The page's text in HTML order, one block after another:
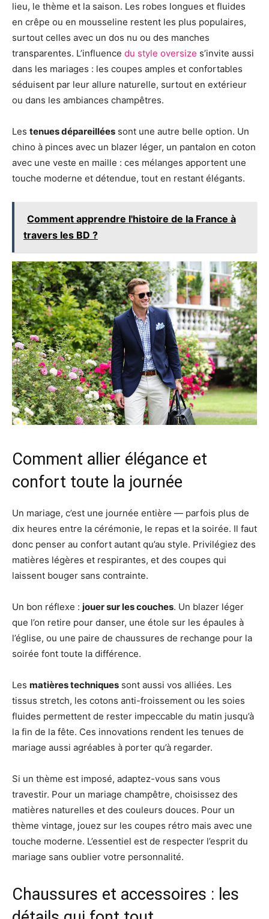
lieu, le thème et la saison. Les robes longues et fluides
en crêpe ou en mousseline restent les plus populaires,
surtout celles avec un dos nu ou des manches
transparentes. L’influence du style oversize s’invite aussi
dans les mariages : les coupes amples et confortables
séduisent par leur allure naturelle, surtout en extérieur
ou dans les ambiances champêtres.
Les tenues dépareillées sont une autre belle option. Un
chino à pinces avec un blazer léger, un pantalon en coton
avec une veste en maille : ces mélanges apportent une
touche moderne et détendue, tout en restant élégants.
Comment apprendre l'histoire de la France à
travers les BD ?
Comment allier élégance et
confort toute la journée
Un mariage, c’est une journée entière — parfois plus de
dix heures entre la cérémonie, le repas et la soirée. Il faut
donc penser au confort autant qu’au style. Privilégiez des
matières légères et respirantes, et des coupes qui
laissent bouger sans contrainte.
Un bon réflexe : jouer sur les couches. Un blazer léger
que l’on retire pour danser, une étole sur les épaules à
l’église, ou une paire de chaussures de rechange pour la
soirée font toute la différence.
Les matières techniques sont aussi vos alliées. Les
tissus stretch, les cotons anti-froissement ou les soies
fluides permettent de rester impeccable du matin jusqu’à
la fin de la fête. Ces innovations rendent les tenues de
mariage aussi agréables à porter qu’à regarder.
Si un thème est imposé, adaptez-vous sans vous
travestir. Pour un mariage champêtre, choisissez des
matières naturelles et des couleurs douces. Pour un
thème vintage, jouez sur les coupes rétro mais avec une
touche moderne. L’essentiel est de respecter l’esprit du
mariage sans oublier votre personnalité.
Chaussures et accessoires : les